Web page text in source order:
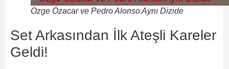
Özge Özacar ve Pedro Alonso Aynı Dizide
Set Arkasından İlk Ateşli Kareler
Geldi!